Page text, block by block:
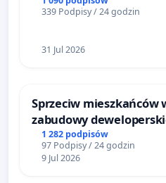
339 Podpisy / 24 godzin
31 Jul 2026
Sprzeciw mieszkańców
zabudowy
terenow zielonych w
Bulwarów Straceńskich
Białej
1 282 podpisów
97 Podpisy / 24 godzin
9 Jul 2026